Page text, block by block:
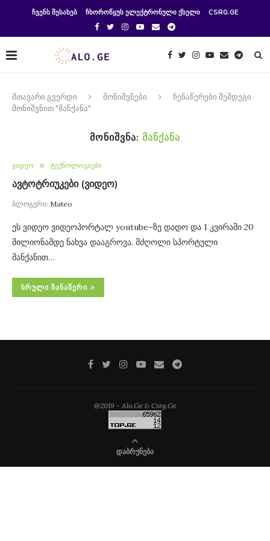
ᲩᲕᲔᲜᲡ ᲨᲔᲡᲐᲮᲔᲑ ᲩᲮᲝᲠᲝᲬᲧᲣᲡ ᲔᲚᲔᲥᲢᲠᲝᲜᲣᲚᲘ ᲥᲡᲔᲚᲘ CSRG.GE
მთავარი გვერდი მონიშვნები
ჩენაწერები შემდეგი
მონიშვნით "მანქანა"
ᲛᲝᲜᲘᲨᲕᲜᲐ: ᲛᲐᲜᲥᲐᲜᲐ
ვიდეო ტექნოლოგიები
ავტოტრიუკები (ვიდეო)
ბლოგერი: Mateo
ეს ვიდეო ვიდეოპორტალ youtube–ზე დადო და 1 კვირაში 20
მილიონამდე ნახვა დააგროვა. მძღოლი სპორტული
მანქანით…
ᲡᲠᲣᲚᲘ ᲩᲐᲜᲐᲬᲔᲠᲘ
@2019 - Alo.Ge & Csrg.Ge
ᲓᲐᲑᲠᲣᲜᲔᲑᲐ